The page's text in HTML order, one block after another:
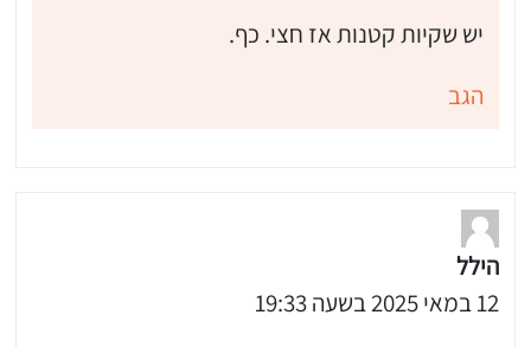
יש שקיות קטנות אז חצי. כף.
הגב
הילל
12 במאי 2025 בשעה 19:33